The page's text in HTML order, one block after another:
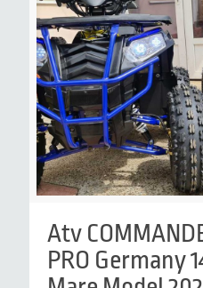
Atv
PRO Germany